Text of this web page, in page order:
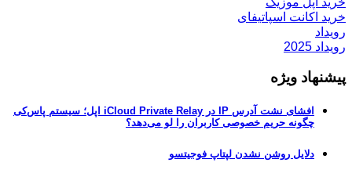
خرید اکانت اسپاتیفای
رویداد
رویداد 2025
پیشنهاد ویژه
افشای نشت آدرس IP در iCloud Private Relay اپل؛ سیستم پاس‌کی
چگونه حریم خصوصی کاربران را لو می‌دهد؟
دلایل روشن نشدن لپتاپ فوجیتسو